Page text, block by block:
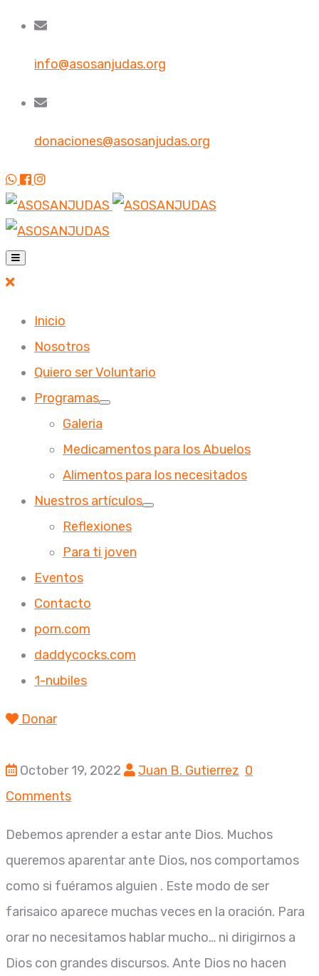
info@asosanjudas.org
donaciones@asosanjudas.org
Inicio
Nosotros
Quiero ser Voluntario
Programas
Galeria
Medicamentos para los Abuelos
Alimentos para los necesitados
Nuestros artículos
Reflexiones
Para ti joven
Eventos
Contacto
porn.com
daddycocks.com
1-nubiles
Donar
October 19, 2022 Juan B. Gutierrez 0
Comments
Debemos aprender a estar ante Dios. Muchos
queremos aparentar ante Dios, nos comportamos
como si fuéramos alguien . Este modo de ser
farisaico aparece muchas veces en la oración. Para
orar no necesitamos hablar mucho… ni dirigirnos a
Dios con grandes discursos. Ante Dios no hacen